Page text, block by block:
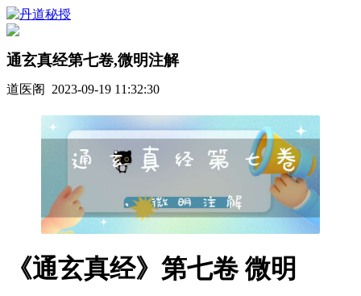
通玄真经第七卷,微明注解
道医阁 2023-09-19 11:32:30
《通玄真经》第七卷 微明